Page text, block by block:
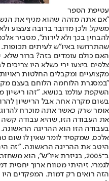
עטיפת הספר
"אם אתה מזהה שהוא מניף את
משקל, ולכן מדובר ברובה צעצוע
להבחין בכך ולא לירות", מסביר
שהתרחשו באיו"ש לעיתים
האם כולם עומדים בזה? ברור
צלפים ביצעו ירי כשלא היו
מקצועיים ומקבלים החלטות
"במסגרת הלוחמה הלוחם בעצם
השקפת עולמו בנושא. "זהו רישיון
בשום מקרה אחר. אבל הרישיון
אומר שרק כאשר אתה מוכרח
את העבודה הזו, שהיא עבודה
בעבודה הזו הוא ההריגה הראשונה.
אלכס, שמקפיד לומר שאין לו שום
היטב את ההריגה הראשונה. "זה
ב־2005, בגיזרת איו"ש", הוא
לגמרי. זיהיתי מטווח ארוך יחסית
הזה רואים רק דמות. המפקדים היו